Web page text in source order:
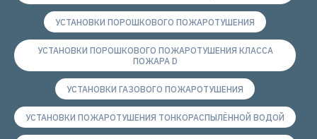
УСТАНОВКИ ПОРОШКОВОГО ПОЖАРОТУШЕНИЯ
УСТАНОВКИ ПОРОШКОВОГО ПОЖАРОТУШЕНИЯ КЛАССА
ПОЖАРА D
УСТАНОВКИ ГАЗОВОГО ПОЖАРОТУШЕНИЯ
УСТАНОВКИ ПОЖАРОТУШЕНИЯ ТОНКОРАСПЫЛЁННОЙ ВОДОЙ